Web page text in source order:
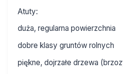
Atuty:
duża, regularna powierzchnia
dobre klasy gruntów rolnych
piękne, dojrzałe drzewa